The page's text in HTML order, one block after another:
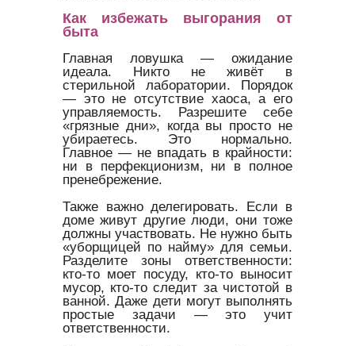
Как избежать выгорания от
быта
Главная ловушка — ожидание
идеала. Никто не живёт в
стерильной лаборатории. Порядок
— это не отсутствие хаоса, а его
управляемость. Разрешите себе
«грязные дни», когда вы просто не
убираетесь. Это нормально.
Главное — не впадать в крайности:
ни в перфекционизм, ни в полное
пренебрежение.
Также важно делегировать. Если в
доме живут другие люди, они тоже
должны участвовать. Не нужно быть
«уборщицей по найму» для семьи.
Разделите зоны ответственности:
кто-то моет посуду, кто-то выносит
мусор, кто-то следит за чистотой в
ванной. Даже дети могут выполнять
простые задачи — это учит
ответственности.